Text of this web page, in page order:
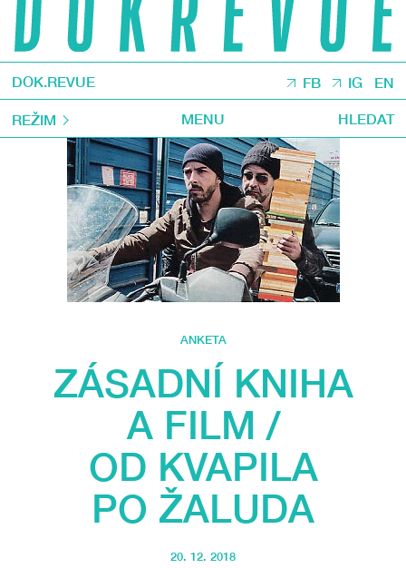
DOK.REVUE FB IG EN
REŽIM MENU HLEDAT
ANKETA
ZÁSADNÍ KNIHA
A FILM /
OD KVAPILA
PO ŽALUDA
20. 12. 2018